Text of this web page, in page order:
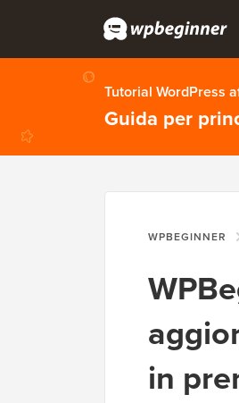
Tutorial WordPress
Guida per
WPBEGINNER
in